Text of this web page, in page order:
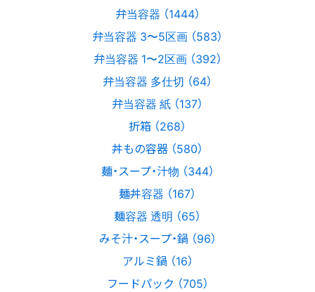
弁当容器 （1444）
弁当容器 3〜5区画 （583）
弁当容器 1〜2区画 （392）
弁当容器 多仕切 （64）
弁当容器 紙 （137）
折箱 （268）
丼もの容器 （580）
麺・スープ・汁物 （344）
麺丼容器 （167）
麺容器 透明 （65）
みそ汁・スープ・鍋 （96）
アルミ鍋 （16）
フードパック （705）